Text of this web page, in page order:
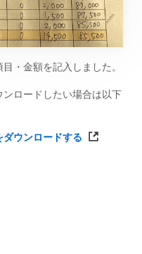
・金額を記入しました。
ンロードしたい場合は以下
ウンロードする